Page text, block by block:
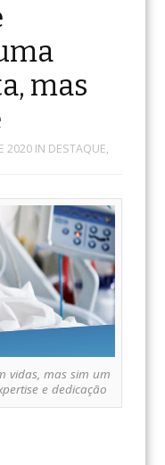
mas
2020IN DESTAQUE,
vidas, mas sim um
e dedicação